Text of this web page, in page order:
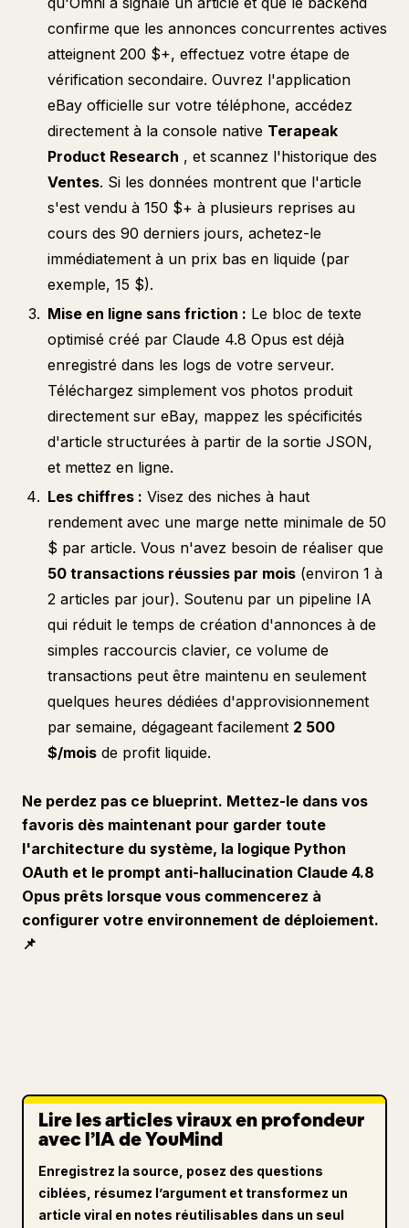
confirme que les annonces concurrentes actives
atteignent 200 $+, effectuez votre étape de
vérification secondaire. Ouvrez l'application
eBay officielle sur votre téléphone, accédez
directement à la console native Terapeak
Product Research , et scannez l'historique des
Ventes. Si les données montrent que l'article
s'est vendu à 150 $+ à plusieurs reprises au
cours des 90 derniers jours, achetez-le
immédiatement à un prix bas en liquide (par
exemple, 15 $).
Mise en ligne sans friction : Le bloc de texte
optimisé créé par Claude 4.8 Opus est déjà
enregistré dans les logs de votre serveur.
Téléchargez simplement vos photos produit
directement sur eBay, mappez les spécificités
d'article structurées à partir de la sortie JSON,
et mettez en ligne.
Les chiffres : Visez des niches à haut
rendement avec une marge nette minimale de 50
$ par article. Vous n'avez besoin de réaliser que
50 transactions réussies par mois (environ 1 à
2 articles par jour). Soutenu par un pipeline IA
qui réduit le temps de création d'annonces à de
simples raccourcis clavier, ce volume de
transactions peut être maintenu en seulement
quelques heures dédiées d'approvisionnement
par semaine, dégageant facilement 2 500
$/mois de profit liquide.
Ne perdez pas ce blueprint. Mettez-le dans vos
favoris dès maintenant pour garder toute
l'architecture du système, la logique Python
OAuth et le prompt anti-hallucination Claude 4.8
Opus prêts lorsque vous commencerez à
configurer votre environnement de déploiement.
📌
Lire les articles viraux en profondeur
avec l’IA de YouMind
Enregistrez la source, posez des questions
ciblées, résumez l’argument et transformez un
article viral en notes réutilisables dans un seul